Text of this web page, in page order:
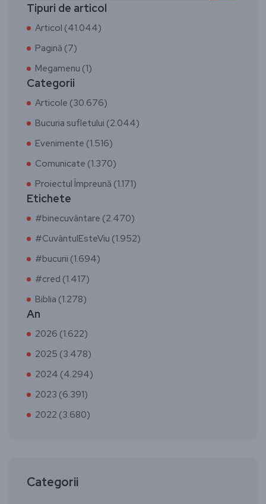
Tipuri de articol
Articol (41.044)
Pagină (7)
Megamenu (1)
Categorii
Articole (30.676)
Bucuria sufletului (2.044)
Evenimente (1.516)
Comunicate (1.370)
Proiectul Împreună (1.171)
Etichete
#binecuvântare (2.470)
#CuvântulEsteViu (1.952)
#bucurii (1.694)
#cred (1.417)
Biblia (1.278)
An
2026 (1.622)
2025 (3.478)
2024 (4.294)
2023 (6.391)
2022 (3.680)
Categorii